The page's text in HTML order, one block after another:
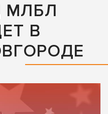
МЛБЛ
В